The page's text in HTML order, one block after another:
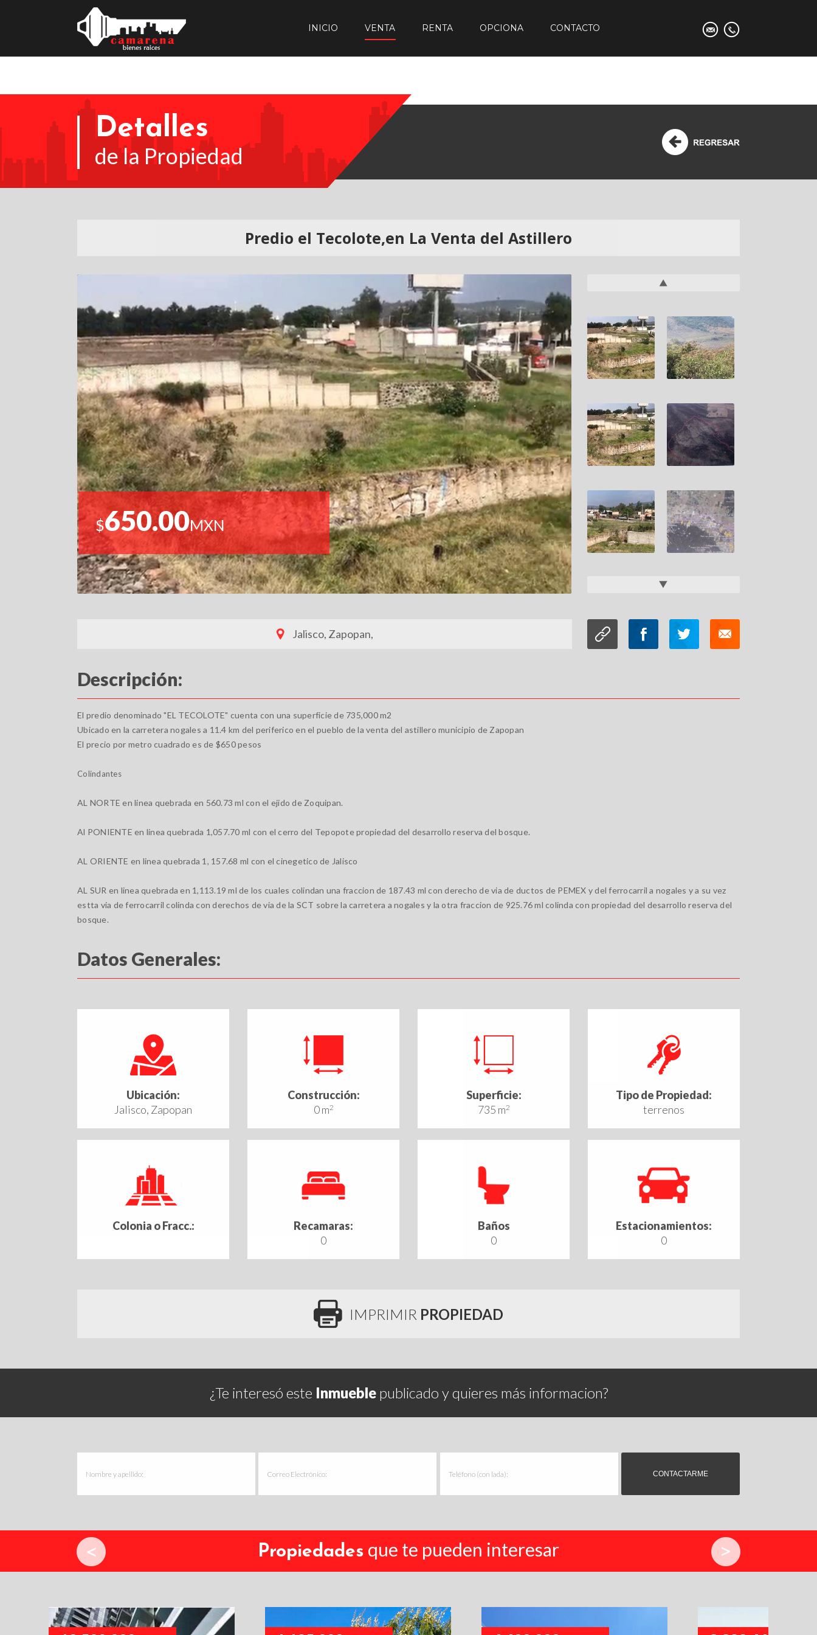
INICIO VENTA RENTA OPCIONA CONTACTO
Detalles
de la Propiedad
Predio el Tecolote,en La Venta del Astillero
$650.00MXN
Jalisco, Zapopan,
Descripción:
El predio denominado "EL TECOLOTE" cuenta con una superficie de 735,000 m2
Ubicado en la carretera nogales a 11.4 km del periferico en el pueblo de la venta del astillero municipio de Zapopan
El precio por metro cuadrado es de $650 pesos
Colindantes
AL NORTE en linea quebrada en 560.73 ml con el ejido de Zoquipan.
Al PONIENTE en linea quebrada 1,057.70 ml con el cerro del Tepopote propiedad del desarrollo reserva del bosque.
AL ORIENTE en linea quebrada 1, 157.68 ml con el cinegetico de Jalisco
AL SUR en linea quebrada en 1,113.19 ml de los cuales colindan una fraccion de 187.43 ml con derecho de via de ductos de PEMEX y del ferrocarril a nogales y a su vez
estta via de ferrocarril colinda con derechos de via de la SCT sobre la carretera a nogales y la otra fraccion de 925.76 ml colinda con propiedad del desarrollo reserva del
bosque.
Datos Generales:
Ubicación:
Jalisco, Zapopan
Construcción:
0 m2
Superficie:
735 m2
Tipo de Propiedad:
terrenos
Colonia o Fracc.:
Recamaras:
0
Baños
0
Estacionamientos:
0
IMPRIMIR PROPIEDAD
¿Te interesó este Inmueblepublicado y quieres más informacion?
Propiedades que te pueden interesar